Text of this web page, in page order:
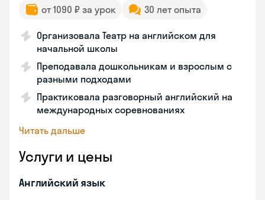
от 1090 ₽ за урок 30 лет опыта
Организовала Театр на английском для
начальной школы
Преподавала дошкольникам и взрослым с
разными подходами
Практиковала разговорный английский на
международных соревнованиях
Читать дальше
Услуги и цены
Английский язык